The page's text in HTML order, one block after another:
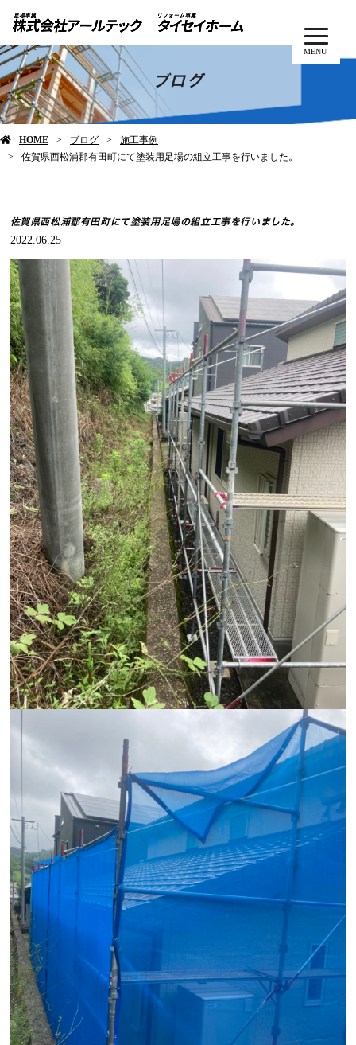
MENU
ブログ
HOME ブログ
施工事例
佐賀県西松浦郡有田町にて塗装用足場の組立工事を行いました。
佐賀県西松浦郡有田町にて塗装用足場の組立工事を行いました。
2022.06.25